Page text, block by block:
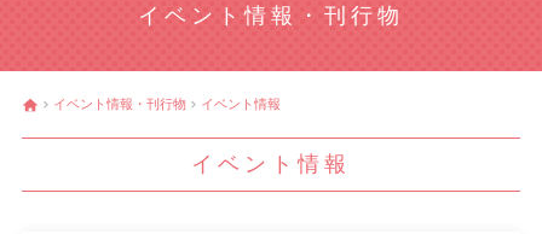
イベント情報・刊行物
イベント情報・刊行物 イベント情報
イベント情報